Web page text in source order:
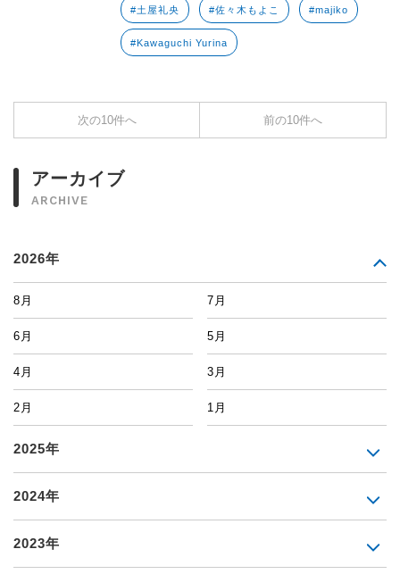
#土屋礼央 #佐々木もよこ #majiko
#Kawaguchi Yurina
次の10件へ 前の10件へ
アーカイブ
ARCHIVE
2026年
8月 7月
6月 5月
4月 3月
2月 1月
2025年
2024年
2023年